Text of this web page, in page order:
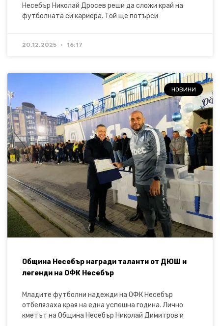
Несебър Николай Дросев реши да сложи край на
футболната си кариера. Той ще потърси
20.12.2025 16:17
НОВИНИ
Община Несебър награди таланти от ДЮШ и
легенди на ОФК Несебър
Младите футболни надежди на ОФК Несебър
отбелязаха края на една успешна година. Лично
кметът на Община Несебър Николай Димитров и